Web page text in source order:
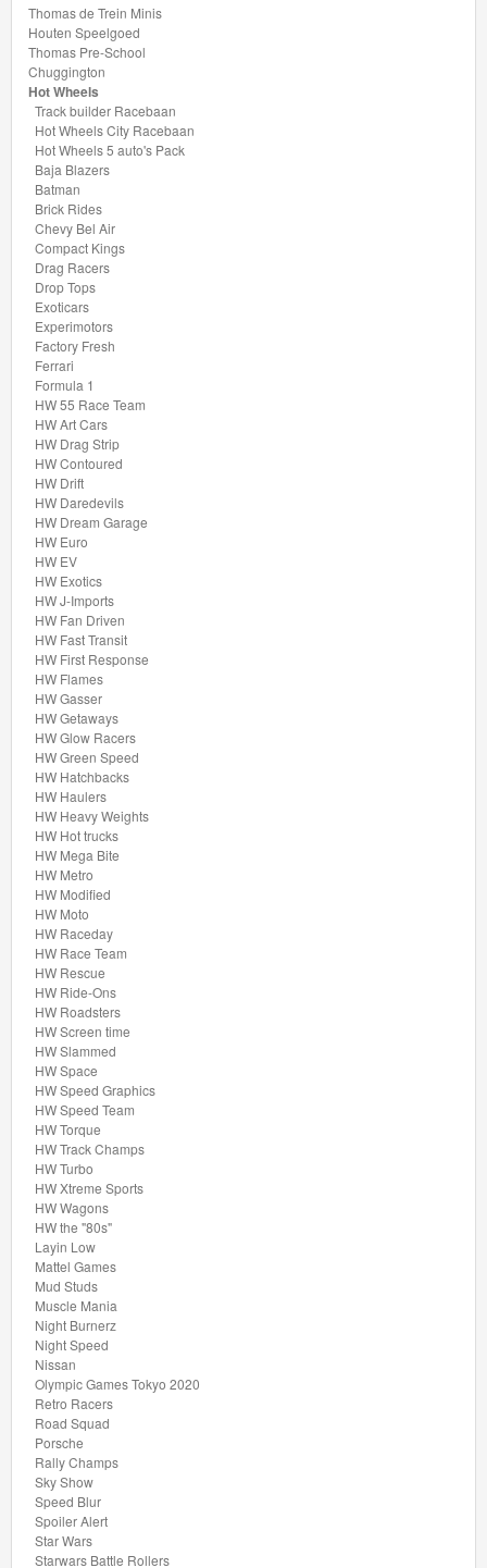
Batman
Brick
Rides
Chevy
Bel
Air
Compact
Kings
Drag
Racers
Drop
Tops
Exoticars
Experimotors
Factory
Fresh
Ferrari
Formula
1
HW
55
Race
Team
HW
Art
Cars
HW
Drag
Strip
HW
Contoured
HW
Drift
HW
Daredevils
HW
Dream
Garage
HW
Thomas de Trein Minis
Houten Speelgoed
Thomas Pre-School
Chuggington
Hot Wheels
Track builder Racebaan
Hot Wheels City Racebaan
Hot Wheels 5 auto's Pack
Baja Blazers
Batman
Brick Rides
Chevy Bel Air
Compact Kings
Drag Racers
Drop Tops
Exoticars
Experimotors
Factory Fresh
Ferrari
Formula 1
HW 55 Race Team
HW Art Cars
HW Drag Strip
HW Contoured
HW Drift
HW Daredevils
HW Dream Garage
HW Euro
HW EV
HW Exotics
HW J-Imports
HW Fan Driven
HW Fast Transit
HW First Response
HW Flames
HW Gasser
HW Getaways
HW Glow Racers
HW Green Speed
HW Hatchbacks
HW Haulers
HW Heavy Weights
HW Hot trucks
HW Mega Bite
HW Metro
HW Modified
HW Moto
HW Raceday
HW Race Team
HW Rescue
HW Ride-Ons
HW Roadsters
HW Screen time
HW Slammed
HW Space
HW Speed Graphics
HW Speed Team
HW Torque
HW Track Champs
HW Turbo
HW Xtreme Sports
HW Wagons
HW the "80s"
Layin Low
Mattel Games
Mud Studs
Muscle Mania
Night Burnerz
Night Speed
Nissan
Olympic Games Tokyo 2020
Retro Racers
Road Squad
Porsche
Rally Champs
Sky Show
Speed Blur
Spoiler Alert
Star Wars
Starwars Battle Rollers